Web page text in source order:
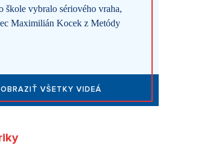
škole vybralo sériového vraha,
Maximilián Kocek z Metódy
VŠETKY VIDEÁ